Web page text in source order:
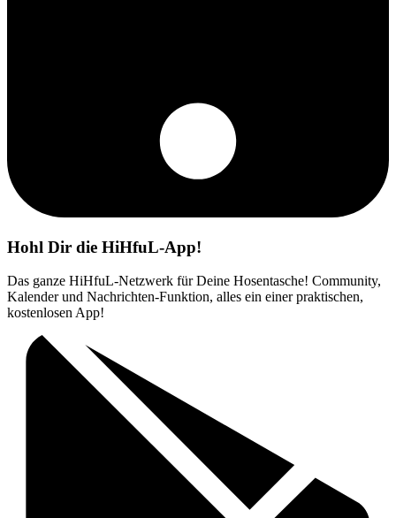
Hohl Dir die HiHfuL-App!
Das ganze HiHfuL-Netzwerk für Deine Hosentasche! Community,
Kalender und Nachrichten-Funktion, alles ein einer praktischen,
kostenlosen App!